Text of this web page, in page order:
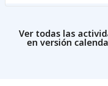
Ver todas las
en versión